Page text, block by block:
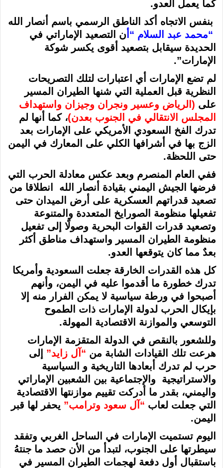
كما يعمل العدو.
بنفس الاتجاه أكد الناطق الرسمي باسم أنصار الله
“محمد عبد السلام “أ ن التصعيد الإماراتي في
الحديدة سيقابل بتصعيد أقوى يكسر شوكة
الإمارات”.
لم تضع الإمارات أي اعتبارات لتلك التصريحات
النظرية قبل العملية التي شنها الطيران المسير
على (الرياض وعسير ونجران وجيزان واستهداف
المجلس الانتقالي في الجنوب بعدن)، كما أنها لم
تدرك الفخ السعودي الأمريكي على الإمارات بعد
الزج بها في أشرافها الكلي على المعارك في اليمن
حتى اللحظة.
ففي العام المنصرم وبعد عكس معادلة الحرب التي
فرضها الجيش اليمني بقيادة أنصار الله انطلاقا من
تصعيد قدراتهم العسكرية على أرض الميدان حتى
تفعيلها منظومة الصورايخ المتعددة والمتنوعة
وتصعيد قدرات القوات البحرية وصولًا إلى تفعيل
منظومة الطيران المسير واستهداف مناطق أكثر
بعدٌ مما كان يتوقعها العدو.
كل هذه القدرات الخارقة جعلت السعودية وأمريكا
تدرك خطورة ما أقدموا عليه في اليمن، وأنهم
أصبحوا في ورطة سياسية لا يمكن الفرار منه إلا
بإيكال الحرب لدولة الإمارات ذات الطموح
التوسعي والموازنة الاقتصادية المهولة.
وللشعور بالنقص في الدولة المتقزمة الإمارات
هرعت تلك القيادات الشابة من “آل زايد” إلى
حرب لم تدرك أبعادها التاريخية و السياسية
والاستراتيجية والإجتماعية بين الشعبين الإماراتي
واليمني، بقدر ما أدركت تقييم موازنتها الاقتصادية
التي جعلت لعاب “آل سعود وترامب” يحفر لها قبر
اليمن.
اليوم تستميت الإمارات في الساحل الغربي وتفقد
سيطرتها على الجنوب، لتبدأ من الأن حصد ما جنتهُ
باستقبال أول دفعة لهجمات الطيران المسير في